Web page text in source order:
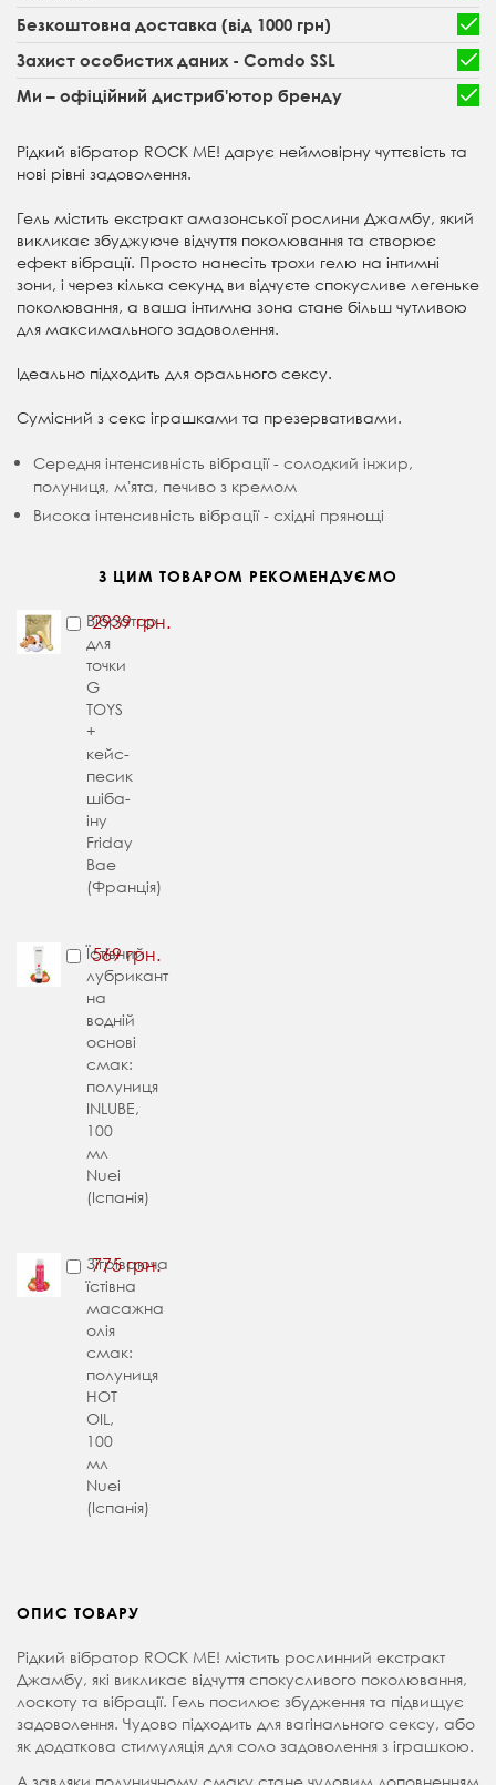
Безкоштовна доставка (від 1000 грн)
Захист особистих даних - Comdo SSL
Ми – офіційний дистриб'ютор бренду
Рідкий вібратор ROCK ME! дарує неймовірну чуттєвість та
нові рівні задоволення.
Гель містить екстракт амазонської рослини Джамбу, який
викликає збуджуюче відчуття поколювання та створює
ефект вібрації. Просто нанесіть трохи гелю на інтимні
зони, і через кілька секунд ви відчуєте спокусливе легеньке
поколювання, а ваша інтимна зона стане більш чутливою
для максимального задоволення.
Ідеально підходить для орального сексу.
Сумісний з секс іграшками та презервативами.
Середня інтенсивність вібрації - солодкий інжир,
полуниця, мʼята, печиво з кремом
Висока інтенсивність вібрації - східні прянощі
З ЦИМ ТОВАРОМ РЕКОМЕНДУЄМО
Вібратор
для
точки
G
TOYS
+
кейс-
песик
шіба-
іну
Friday
Bae
(Франція)
2939 грн.
Їстівний
лубрикант
на
водній
основі
смак:
полуниця
INLUBE,
100
мл
Nuei
(Іспанія)
569 грн.
Зігріваюча
їстівна
масажна
олія
смак:
полуниця
HOT
OIL,
100
мл
Nuei
(Іспанія)
775 грн.
ОПИС ТОВАРУ
Рідкий вібратор ROCK ME! містить рослинний екстракт
Джамбу, які викликає відчуття спокусливого поколювання,
лоскоту та вібрації. Гель посилює збудження та підвищує
задоволення. Чудово підходить для вагінального сексу, або
як додаткова стимуляція для соло задоволення з іграшкою.
А завдяки полуничному смаку стане чудовим доповненням